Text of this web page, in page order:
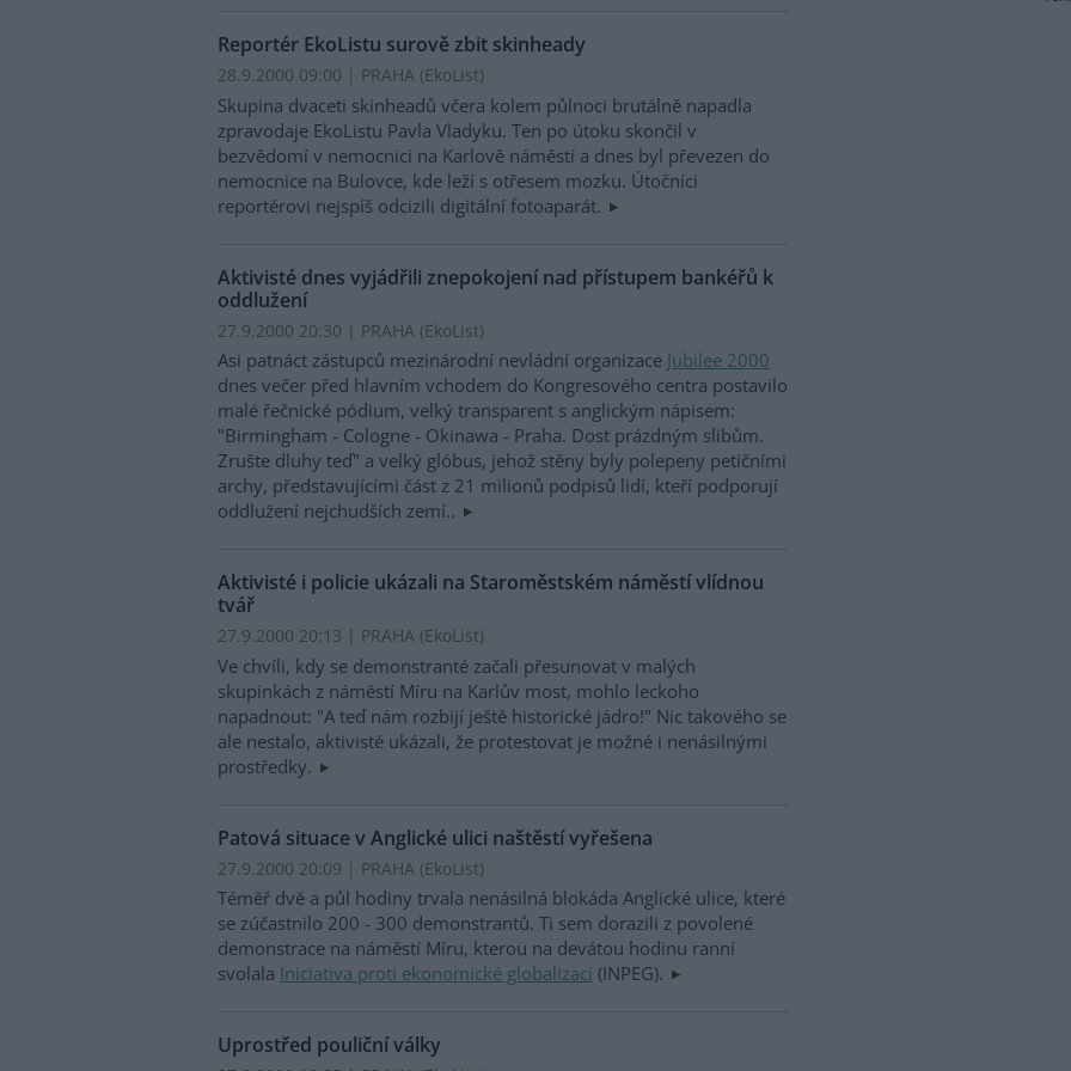
Reportér EkoListu surově zbit skinheady
28.9.2000 09:00 | PRAHA (EkoList)
Skupina dvaceti skinheadů včera kolem půlnoci brutálně napadla
zpravodaje EkoListu Pavla Vladyku. Ten po útoku skončil v
bezvědomí v nemocnici na Karlově náměstí a dnes byl převezen do
nemocnice na Bulovce, kde leží s otřesem mozku. Útočníci
reportérovi nejspíš odcizili digitální fotoaparát.
Aktivisté dnes vyjádřili znepokojení nad přístupem bankéřů k
oddlužení
27.9.2000 20:30 | PRAHA (EkoList)
Asi patnáct zástupců mezinárodní nevládní organizace Jubilee 2000
dnes večer před hlavním vchodem do Kongresového centra postavilo
malé řečnické pódium, velký transparent s anglickým nápisem:
"Birmingham - Cologne - Okinawa - Praha. Dost prázdným slibům.
Zrušte dluhy teď" a velký glóbus, jehož stěny byly polepeny petičními
archy, představujícími část z 21 milionů podpisů lidí, kteří podporují
oddlužení nejchudších zemí..
Aktivisté i policie ukázali na Staroměstském náměstí vlídnou
tvář
27.9.2000 20:13 | PRAHA (EkoList)
Ve chvíli, kdy se demonstranté začali přesunovat v malých
skupinkách z náměstí Míru na Karlův most, mohlo leckoho
napadnout: "A teď nám rozbijí ještě historické jádro!" Nic takového se
ale nestalo, aktivisté ukázali, že protestovat je možné i nenásilnými
prostředky.
Patová situace v Anglické ulici naštěstí vyřešena
27.9.2000 20:09 | PRAHA (EkoList)
Téměř dvě a půl hodiny trvala nenásilná blokáda Anglické ulice, které
se zúčastnilo 200 - 300 demonstrantů. Ti sem dorazili z povolené
demonstrace na náměstí Míru, kterou na devátou hodinu ranní
svolala Iniciativa proti ekonomické globalizaci (INPEG).
Uprostřed pouliční války